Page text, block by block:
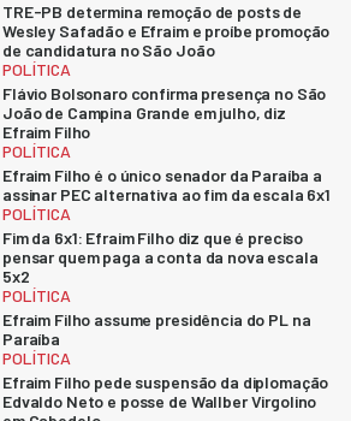
TRE-PB determina remoção de posts de
Wesley Safadão e Efraim e proíbe promoção
de candidatura no São João
POLÍTICA
Flávio Bolsonaro confirma presença no São
João de Campina Grande em julho, diz
Efraim Filho
POLÍTICA
Efraim Filho é o único senador da Paraíba a
assinar PEC alternativa ao fim da escala 6x1
POLÍTICA
Fim da 6x1: Efraim Filho diz que é preciso
pensar quem paga a conta da nova escala
5x2
POLÍTICA
Efraim Filho assume presidência do PL na
Paraíba
POLÍTICA
Efraim Filho pede suspensão da diplomação
Edvaldo Neto e posse de Wallber Virgolino